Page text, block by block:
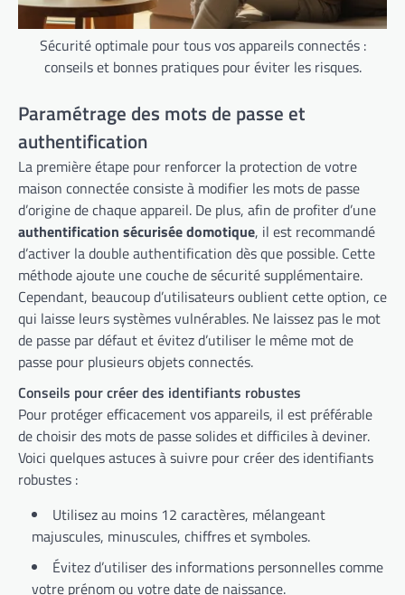
Sécurité optimale pour tous vos appareils connectés :
conseils et bonnes pratiques pour éviter les risques.
Paramétrage des mots de passe et
authentification
La première étape pour renforcer la protection de votre
maison connectée consiste à modifier les mots de passe
d’origine de chaque appareil. De plus, afin de profiter d’une
authentification sécurisée domotique, il est recommandé
d’activer la double authentification dès que possible. Cette
méthode ajoute une couche de sécurité supplémentaire.
Cependant, beaucoup d’utilisateurs oublient cette option, ce
qui laisse leurs systèmes vulnérables. Ne laissez pas le mot
de passe par défaut et évitez d’utiliser le même mot de
passe pour plusieurs objets connectés.
Conseils pour créer des identifiants robustes
Pour protéger efficacement vos appareils, il est préférable
de choisir des mots de passe solides et difficiles à deviner.
Voici quelques astuces à suivre pour créer des identifiants
robustes :
Utilisez au moins 12 caractères, mélangeant
majuscules, minuscules, chiffres et symboles.
Évitez d’utiliser des informations personnelles comme
votre prénom ou votre date de naissance.